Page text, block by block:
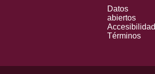
Datos
abiertos
Accesibilidad
Términos